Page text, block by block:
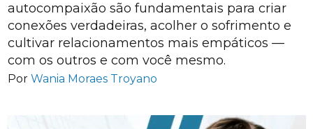
autocompaixão são fundamentais para criar
conexões verdadeiras, acolher o sofrimento e
cultivar relacionamentos mais empáticos —
com os outros e com você mesmo.
Por Wania Moraes Troyano